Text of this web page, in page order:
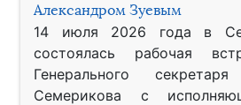
Александром Зуевым
14 июля 2026 года в
состоялась рабочая
Генерального
Семерикова с